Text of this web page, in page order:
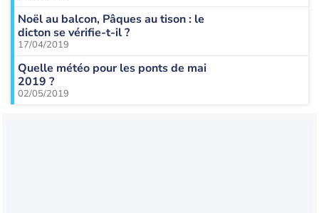
Noël au balcon, Pâques au tison : le
dicton se vérifie-t-il ?
17/04/2019
Quelle météo pour les ponts de mai
2019 ?
02/05/2019